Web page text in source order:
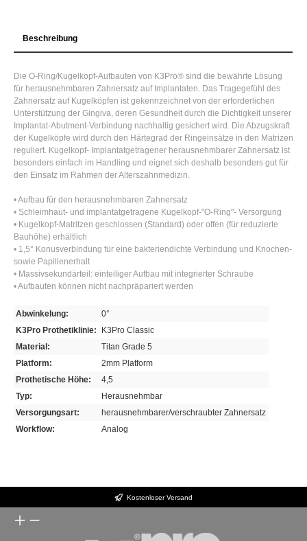
Beschreibung
Die O-Ring/Kugelkopf-Aufbauten von K3Pro® sind die bewährte Lösung
für herausnehmbaren Zahnersatz auf Implantaten. Das Tragegefühl des
Zahnersatz auf Kugelköpfen ist gekennzeichnet von der erforderlichen
Unterstützung der Gingiva, deren Gesundheit durch die Dichtigkeit unserer
Implantat-Abutment-Verbindung nachhaltig gesichert wird. Die Abzugskraft
der Kugelköpfe wird durch den Härtegrad der Ringeinsätze in den Matrizen
reguliert. Kugelkopf- Implantatgetragener herausnehmbarer Zahnersatz ist
besonders einfach im Handling und eignet sich deshalb besonders gut für
den Einsatz im Rahmen der Alterszahnmedizin.
• Aufbau für den herausnehmbaren Zahnersatz
• Schleimhaut- und implantatgetragene Kugelkopf-"O-Ring"- Versorgung
• Kugelkopf-Matritzen geschlossen (Standard) oder offen (für reduzierte
Bauhöhe) erhältlich
• 1,5° Konusverbindung für eine bakteriendichte Verbindung und Knochen-
sowie Papillenerhalt
• Massivsekundärteil: einteiliger Aufbau mit integrierter Schraube
• Aufbauten können nicht nachpräpariert werden
Abwinkelung:
0°
K3Pro Prothetiklinie:
K3Pro Classic
Material:
Titan Grade 5
Platform:
2mm Platform
Prothetische Höhe:
4,5
Typ:
Herausnehmbar
Versorgungsart:
herausnehmbarer/verschraubter Zahnersatz
Workflow:
Analog
Kostenloser Versand